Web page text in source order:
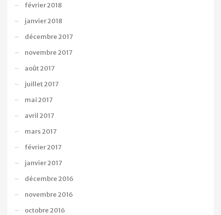
février 2018
janvier 2018
décembre 2017
novembre 2017
août 2017
juillet 2017
mai 2017
avril 2017
mars 2017
février 2017
janvier 2017
décembre 2016
novembre 2016
octobre 2016